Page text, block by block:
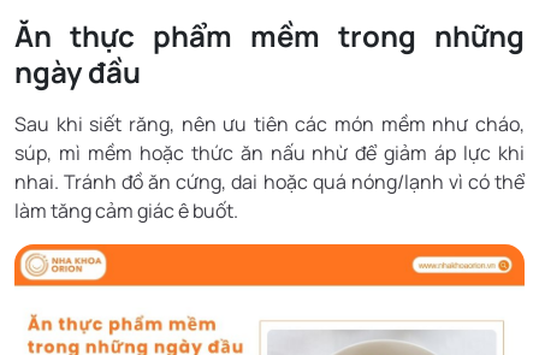
Ăn thực phẩm mềm trong những
ngày đầu
Sau khi siết răng, nên ưu tiên các món mềm như cháo,
súp, mì mềm hoặc thức ăn nấu nhừ để giảm áp lực khi
nhai. Tránh đồ ăn cứng, dai hoặc quá nóng/lạnh vì có thể
làm tăng cảm giác ê buốt.